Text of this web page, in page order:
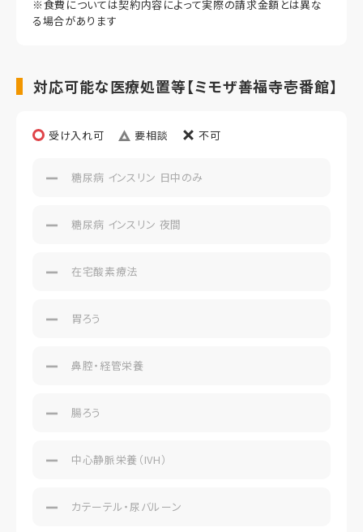
居室タイプ
10.01㎡～11.38㎡（壁芯）
オムツ等日用品費、介護保険自己負担分等が別途かかりま
※食費については契約内容によって実際の請求金額とは異な
る場合があります
対応可能な医療処置等【ミモザ善福寺壱番館】
受け入れ可 要相談 不可
糖尿病 インスリン 日中のみ
糖尿病 インスリン 夜間
在宅酸素療法
胃ろう
鼻腔・経管栄養
腸ろう
中心静脈栄養（IVH）
カテーテル・尿バルーン